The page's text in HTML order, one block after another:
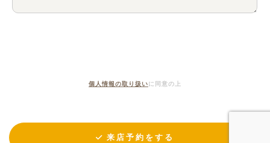
個人情報の取り扱いに同意の上
来店予約をする